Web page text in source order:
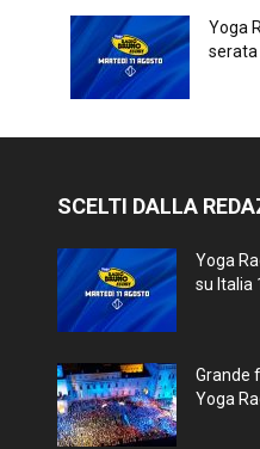
Yoga
serata
SCELTI DALLA
Yoga
su Italia
Grande
Yoga